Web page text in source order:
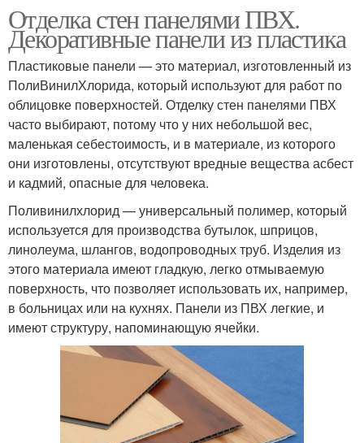
Отделка стен панелями ПВХ.
Декоративные панели из пластика
Пластиковые панели — это материал, изготовленный из
ПолиВинилХлорида, который используют для работ по
облицовке поверхностей. Отделку стен панелями ПВХ
часто выбирают, потому что у них небольшой вес,
маленькая себестоимость, и в материале, из которого
они изготовлены, отсутствуют вредные вещества асбест
и кадмий, опасные для человека.
Поливинилхлорид — универсальный полимер, который
используется для производства бутылок, шприцов,
линолеума, шлангов, водопроводных труб. Изделия из
этого материала имеют гладкую, легко отмываемую
поверхность, что позволяет использовать их, например,
в больницах или на кухнях. Панели из ПВХ легкие, и
имеют структуру, напоминающую ячейки.